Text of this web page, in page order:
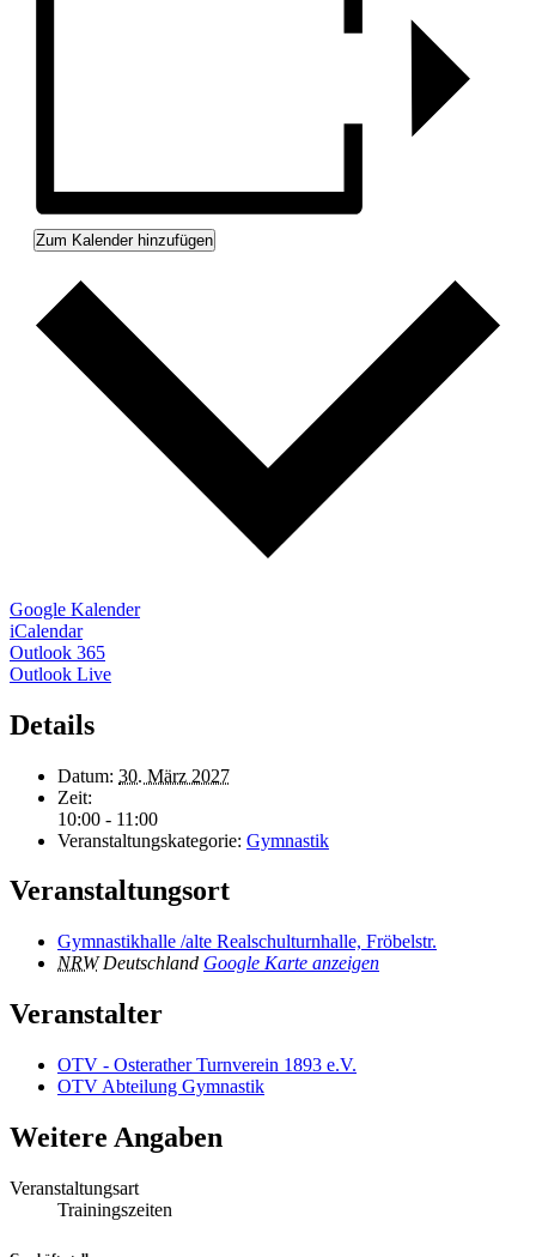
Zum Kalender hinzufügen
Google Kalender
iCalendar
Outlook 365
Outlook Live
Details
Datum: 30. März 2027
Zeit:
10:00 - 11:00
Veranstaltungskategorie: Gymnastik
Veranstaltungsort
Gymnastikhalle /alte Realschulturnhalle, Fröbelstr.
NRW Deutschland Google Karte anzeigen
Veranstalter
OTV - Osterather Turnverein 1893 e.V.
OTV Abteilung Gymnastik
Weitere Angaben
Veranstaltungsart
Trainingszeiten